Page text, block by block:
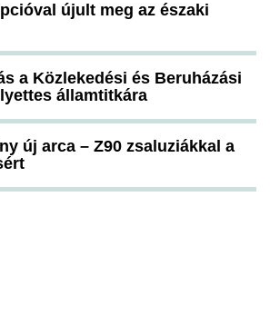
újult meg az északi
a Közlekedési és Beruházási
államtitkára
új arca – Z90 zsaluziákkal a